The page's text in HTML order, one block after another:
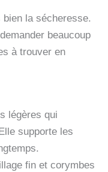
la sécheresse.
beaucoup
à trouver en
légères qui
supporte les
fin et corymbes